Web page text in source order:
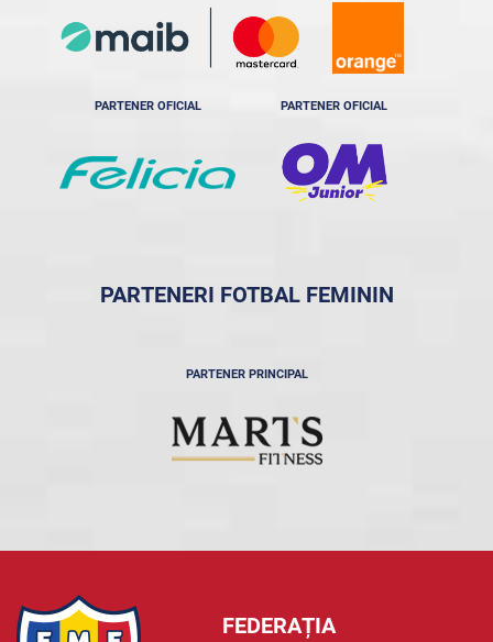
PARTENER OFICIAL PARTENER OFICIAL
PARTENERI FOTBAL FEMININ
PARTENER PRINCIPAL
FEDERAȚIA